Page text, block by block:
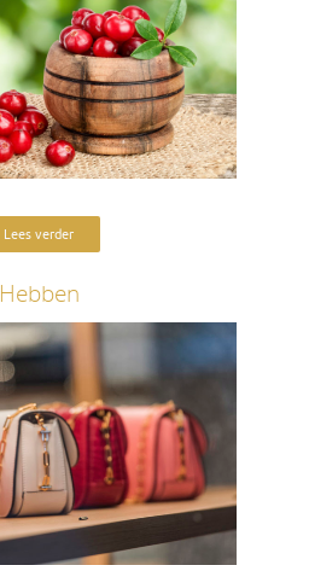
Lees verder
Hebben